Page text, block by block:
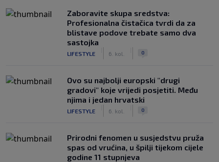
Zaboravite skupa sredstva:
Profesionalna čistačica tvrdi da za
blistave podove trebate samo dva
sastojka
LIFESTYLE 6. kol. 0
Ovo su najbolji europski "drugi
gradovi" koje vrijedi posjetiti. Među
njima i jedan hrvatski
LIFESTYLE 6. kol. 0
Prirodni fenomen u susjedstvu pruža
spas od vrućina, u špilji tijekom cijele
godine 11 stupnjeva